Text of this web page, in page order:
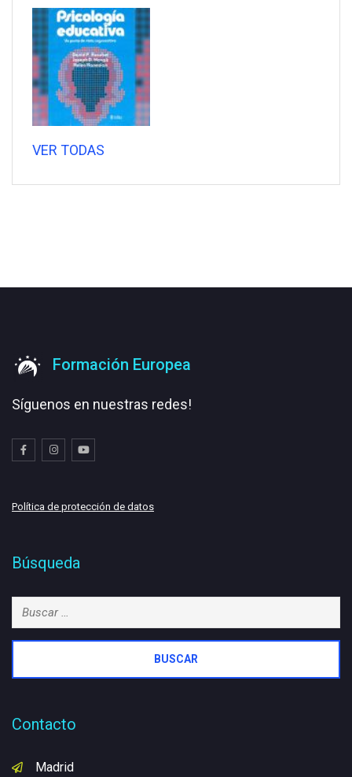
VER TODAS
Formación Europea
Síguenos en nuestras redes!
Política de protección de datos
Búsqueda
Buscar:
Contacto
Madrid